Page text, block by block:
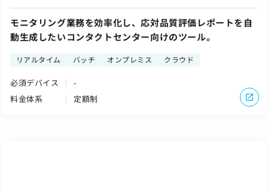
モニタリング業務を効率化し、応対品質評価レポートを自
動生成したいコンタクトセンター向けのツール。
リアルタイム バッチ オンプレミス クラウド
必須デバイス
-
料金体系
定額制